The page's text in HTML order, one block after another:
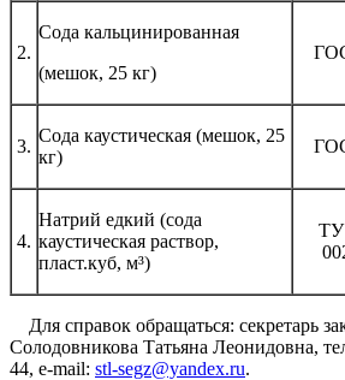
2.
Сода кальцинированная
(мешок, 25 кг)
3.
Сода каустическая (мешок, 25
кг)
4.
Натрий едкий (сода
каустическая раствор,
пласт.куб, м³)
ТУ
Для справок обращаться: секретарь
Солодовникова Татьяна Леонидовна,
44, e-mail: stl-segz@yandex.ru.